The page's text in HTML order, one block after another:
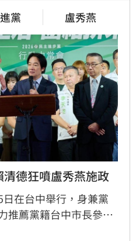
黨 盧秀燕
德狂噴盧秀燕施政
在台中舉行，身兼黨
推薦黨籍台中市長參選
長盧秀燕執政8年的市